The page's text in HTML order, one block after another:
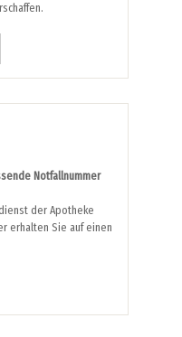
Notfallnummer
der Apotheke
erhalten Sie auf einen